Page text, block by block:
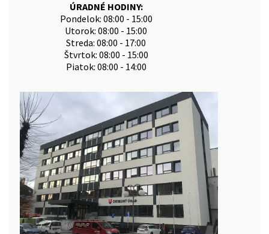
ÚRADNÉ HODINY:
Pondelok: 08:00 - 15:00
Utorok: 08:00 - 15:00
Streda: 08:00 - 17:00
Štvrtok: 08:00 - 15:00
Piatok: 08:00 - 14:00